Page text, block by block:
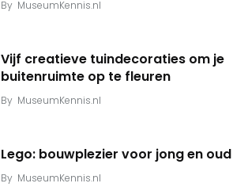
By MuseumKennis.nl
Vijf creatieve tuindecoraties om je
buitenruimte op te fleuren
By MuseumKennis.nl
Lego: bouwplezier voor jong en oud
By MuseumKennis.nl